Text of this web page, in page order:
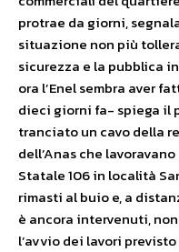
protrae da giorni,
situazione non più
sicurezza e la pubblica
ora l’Enel sembra aver
dieci giorni fa- spiega il
tranciato un cavo della
dell’Anas che
Statale 106 in località
rimasti al buio e, a
è ancora intervenuti,
l’avvio dei lavori